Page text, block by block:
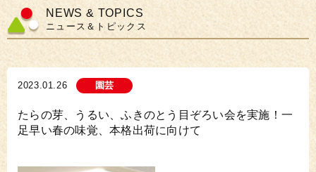
NEWS & TOPICS
ニュース＆トピックス
2023.01.26 園芸
たらの芽、うるい、ふきのとう目ぞろい会を実施！一
足早い春の味覚、本格出荷に向けて